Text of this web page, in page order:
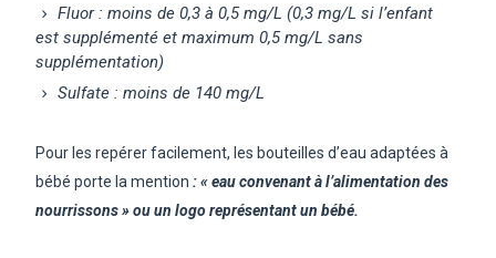
Fluor : moins de 0,3 à 0,5 mg/L (0,3 mg/L si l’enfant
est supplémenté et maximum 0,5 mg/L sans
supplémentation)
Sulfate : moins de 140 mg/L
Pour les repérer facilement, les bouteilles d’eau adaptées à
bébé porte la mention : « eau convenant à l’alimentation des
nourrissons » ou un logo représentant un bébé.